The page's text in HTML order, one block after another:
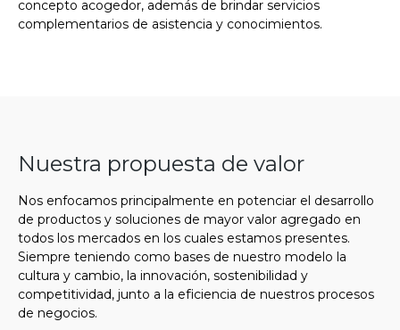
concepto acogedor, además de brindar servicios
complementarios de asistencia y conocimientos.
Nuestra propuesta de valor
Nos enfocamos principalmente en potenciar el desarrollo
de productos y soluciones de mayor valor agregado en
todos los mercados en los cuales estamos presentes.
Siempre teniendo como bases de nuestro modelo la
cultura y cambio, la innovación, sostenibilidad y
competitividad, junto a la eficiencia de nuestros procesos
de negocios.